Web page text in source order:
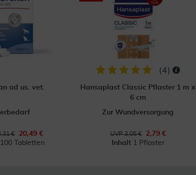
ad us. vet.
€
20,49 €
100 Tabletten
(4)
Hansaplast Classic Pflaster 1 m x
6 cm
Zur Wundversorgung
UVP 3,05 €
2,79 €
Inhalt 1 Pflaster